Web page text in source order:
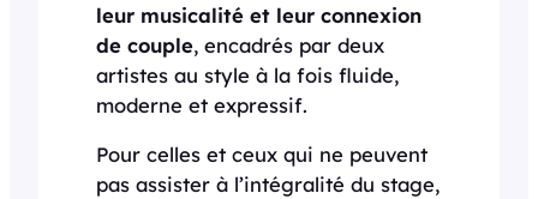
leur musicalité et leur connexion
de couple, encadrés par deux
artistes au style à la fois fluide,
moderne et expressif.
Pour celles et ceux qui ne peuvent
pas assister à l’intégralité du stage,